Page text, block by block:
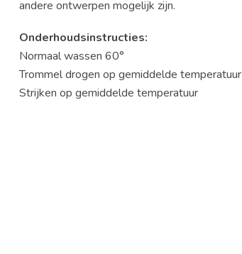
andere ontwerpen mogelijk zijn.
Onderhoudsinstructies:
Normaal wassen 60°
Trommel drogen op gemiddelde temperatuur
Strijken op gemiddelde temperatuur